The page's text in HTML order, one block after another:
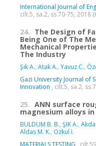
International Journal of
cilt.5, sa.2, ss.70-75, 2018
24. The Design of
Being One of The
Mechanical
The Industry
Şık A., Atak A., Yavuz C.,
Gazi University Journal of
Innovation , cilt.5, sa.2,
25. ANN surface
magnesium alloys
BULDUM B. B., ŞIK A.,
Aldas M. K., Ozkul I.
MATERIALS TESTING ,